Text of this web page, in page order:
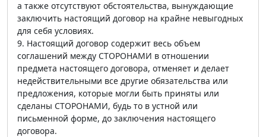
а также отсутствуют обстоятельства, вынуждающие
заключить настоящий договор на крайне невыгодных
для себя условиях.
9. Настоящий договор содержит весь объем
соглашений между СТОРОНАМИ в отношении
предмета настоящего договора, отменяет и делает
недействительными все другие обязательства или
предложения, которые могли быть приняты или
сделаны СТОРОНАМИ, будь то в устной или
письменной форме, до заключения настоящего
договора.